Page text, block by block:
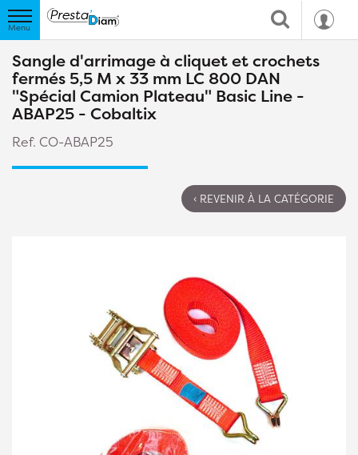
Sangle d'arrimage à cliquet et crochets
fermés 5,5 M x 33 mm LC 800 DAN
"Spécial Camion Plateau" Basic Line -
ABAP25 - Cobaltix
Ref. CO-ABAP25
‹ REVENIR À LA CATÉGORIE